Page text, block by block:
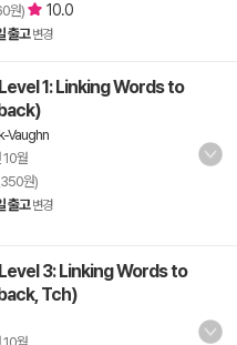
원) 10.0
출고 변경
1: Linking Words to
Vaughn
월
원)
출고 변경
3: Linking Words to
Tch)